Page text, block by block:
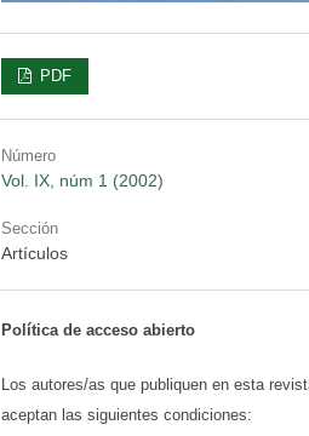
PDF
Número
Vol. IX, núm 1 (2002)
Sección
Artículos
Política de acceso abierto
Los autores/as que publiquen en esta
aceptan las siguientes condiciones: